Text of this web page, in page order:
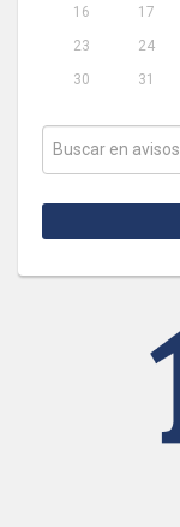
16
17
23
24
30
31